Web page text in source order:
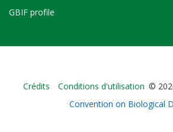
GBIF profile
-
Crédits Conditions d'utilisation ©
Convention on Biological